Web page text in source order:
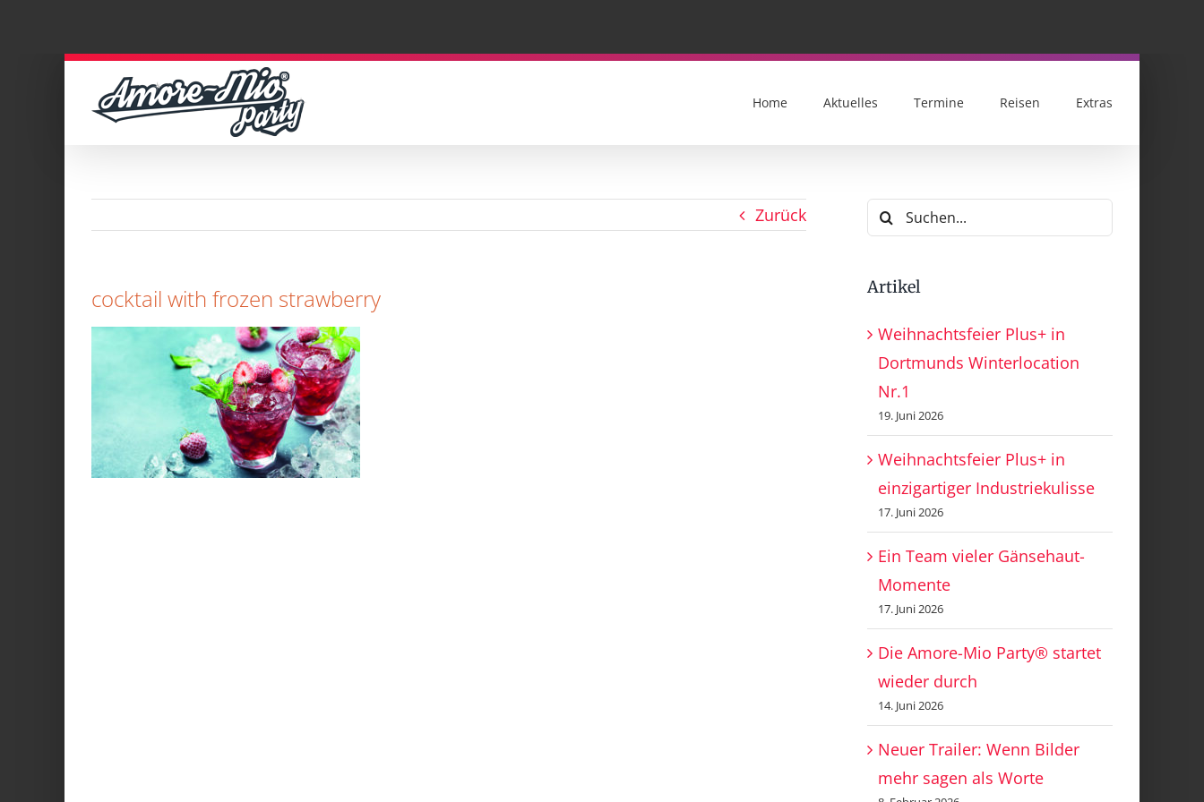
Home Aktuelles Termine Reisen Extras
Zurück
cocktail with frozen strawberry
Suche
nach:
Artikel
Weihnachtsfeier Plus+ in
Dortmunds Winterlocation
Nr.1
19. Juni 2026
Weihnachtsfeier Plus+ in
einzigartiger Industriekulisse
17. Juni 2026
Ein Team vieler Gänsehaut-
Momente
17. Juni 2026
Die Amore-Mio Party® startet
wieder durch
14. Juni 2026
Neuer Trailer: Wenn Bilder
mehr sagen als Worte